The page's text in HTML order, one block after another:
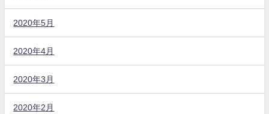
2020年5月
2020年4月
2020年3月
2020年2月